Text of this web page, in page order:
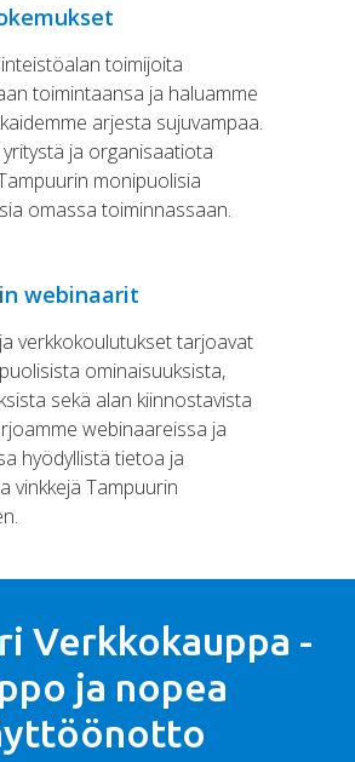
toimijoita
toimintaansa ja haluamme
arjesta sujuvampaa.
yritystä ja organisaatiota
monipuolisia
omassa toiminnassaan.
webinaarit
verkkokoulutukset tarjoavat
ominaisuuksista,
sekä alan kiinnostavista
webinaareissa ja
hyödyllistä tietoa ja
vinkkejä Tampuurin
Verkkokauppa -
ja nopea